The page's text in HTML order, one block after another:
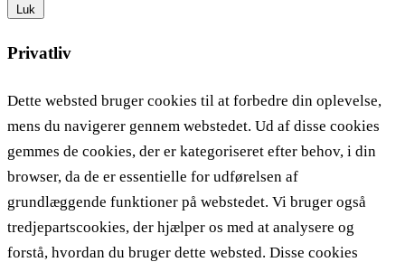
Luk
Privatliv
Dette websted bruger cookies til at forbedre din oplevelse,
mens du navigerer gennem webstedet. Ud af disse cookies
gemmes de cookies, der er kategoriseret efter behov, i din
browser, da de er essentielle for udførelsen af ​​
grundlæggende funktioner på webstedet. Vi bruger også
tredjepartscookies, der hjælper os med at analysere og
forstå, hvordan du bruger dette websted. Disse cookies